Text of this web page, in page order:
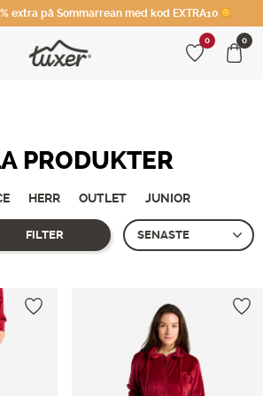
extra på Sommarrean med kod EXTRA10
0 0
PRODUKTER
FILTER
HERR OUTLET JUNIOR